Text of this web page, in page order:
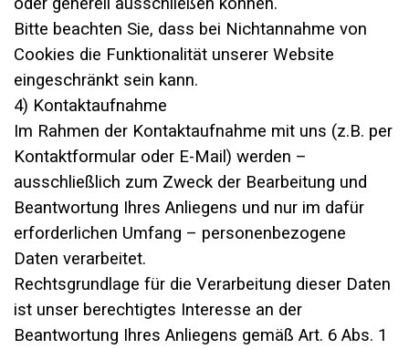
Bitte beachten Sie, dass bei Nichtannahme von
Cookies die Funktionalität unserer Website
eingeschränkt sein kann.
4) Kontaktaufnahme
Im Rahmen der Kontaktaufnahme mit uns (z.B. per
Kontaktformular oder E-Mail) werden –
ausschließlich zum Zweck der Bearbeitung und
Beantwortung Ihres Anliegens und nur im dafür
erforderlichen Umfang – personenbezogene
Daten verarbeitet.
Rechtsgrundlage für die Verarbeitung dieser Daten
ist unser berechtigtes Interesse an der
Beantwortung Ihres Anliegens gemäß Art. 6 Abs. 1